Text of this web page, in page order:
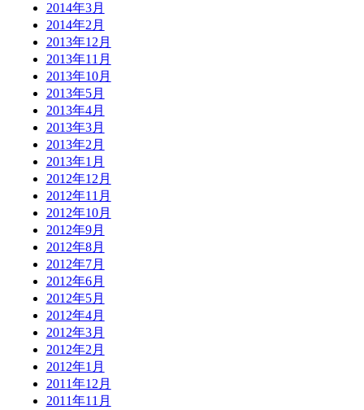
2014年3月
2014年2月
2013年12月
2013年11月
2013年10月
2013年5月
2013年4月
2013年3月
2013年2月
2013年1月
2012年12月
2012年11月
2012年10月
2012年9月
2012年8月
2012年7月
2012年6月
2012年5月
2012年4月
2012年3月
2012年2月
2012年1月
2011年12月
2011年11月